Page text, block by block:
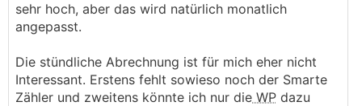
sehr hoch, aber das wird natürlich monatlich
angepasst.
Die stündliche Abrechnung ist für mich eher nicht
Interessant. Erstens fehlt sowieso noch der Smarte
Zähler und zweitens könnte ich nur die WP dazu